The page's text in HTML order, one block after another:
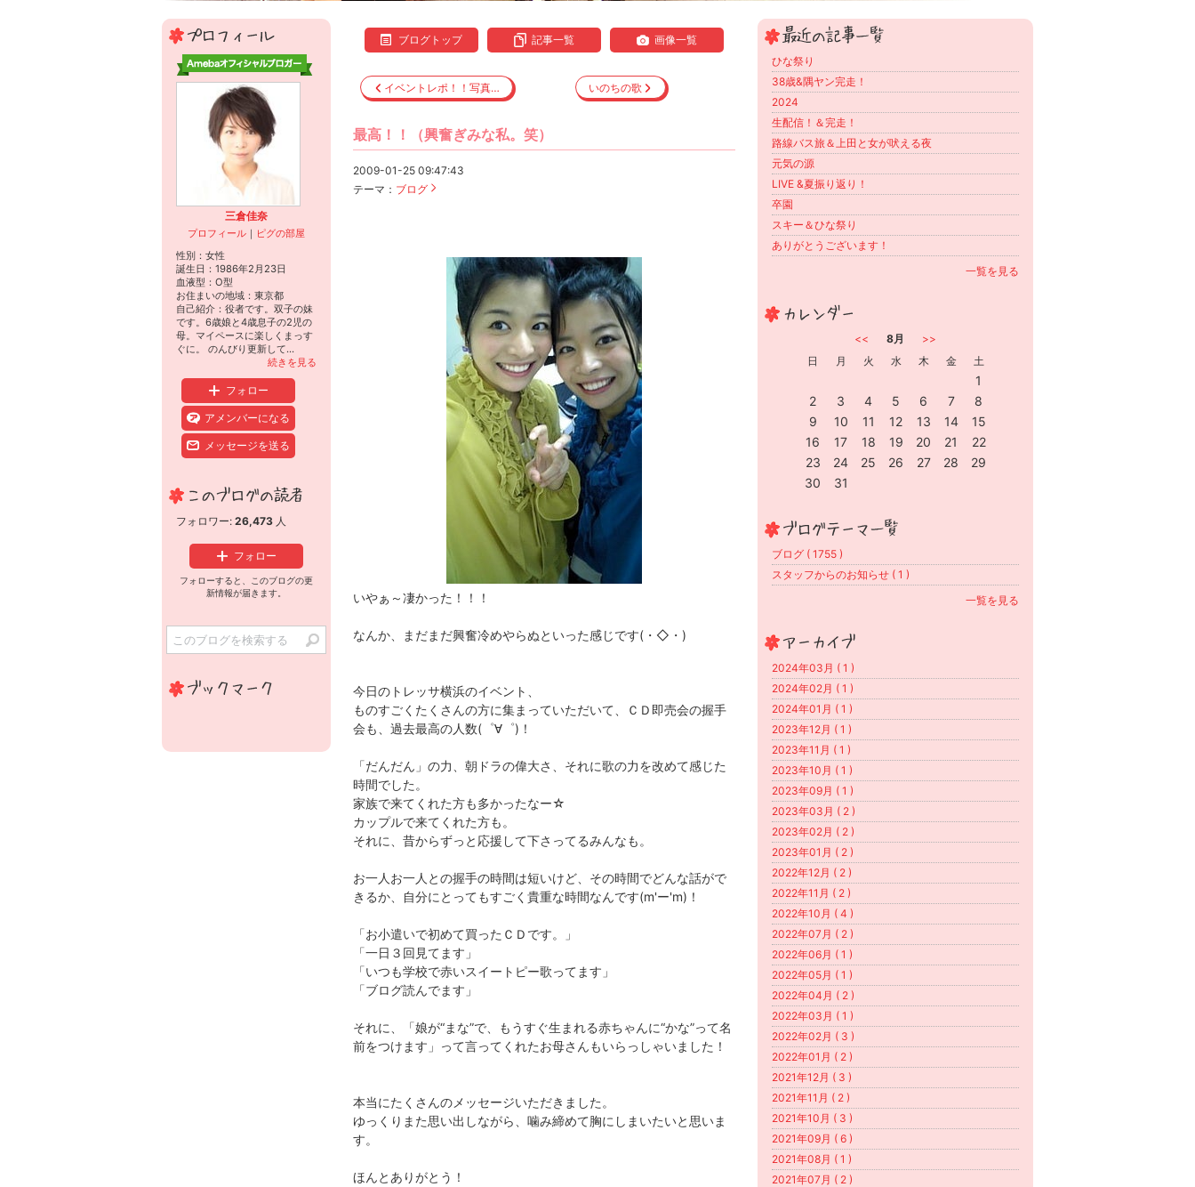
ブログトップ 記事一覧 画像一覧
イベントレポ！！写真… いのちの歌
最高！！（興奮ぎみな私。笑）
2009-01-25 09:47:43
テーマ： ブログ
いやぁ～凄かった！！！
なんか、まだまだ興奮冷めやらぬといった感じです(・◇・)
今日のトレッサ横浜のイベント、
ものすごくたくさんの方に集まっていただいて、ＣＤ即売会の握手
会も、過去最高の人数(゜∀゜)！
「だんだん」の力、朝ドラの偉大さ、それに歌の力を改めて感じた
時間でした。
家族で来てくれた方も多かったなー☆
カップルで来てくれた方も。
それに、昔からずっと応援して下さってるみんなも。
お一人お一人との握手の時間は短いけど、その時間でどんな話がで
きるか、自分にとってもすごく貴重な時間なんです(m'ー'm)！
「お小遣いで初めて買ったＣＤです。」
「一日３回見てます」
「いつも学校で赤いスイートピー歌ってます」
「ブログ読んでます」
それに、「娘が“まな”で、もうすぐ生まれる赤ちゃんに“かな”って名
前をつけます」って言ってくれたお母さんもいらっしゃいました！
本当にたくさんのメッセージいただきました。
ゆっくりまた思い出しながら、噛み締めて胸にしまいたいと思いま
す。
ほんとありがとう！
ひな祭り
38歳&隅ヤン完走！
2024
生配信！＆完走！
路線バス旅＆上田と女が吠える夜
元気の源
LIVE &夏振り返り！
卒園
スキー＆ひな祭り
ありがとうございます！
一覧を見る
<< 8月
>>
日
月 火 水 木 金 土
1
2
3 4 5 6 7
8
9
10 11 12 13 14
15
16
17 18 19 20 21
22
23
24 25 26 27 28
29
30
31
ブログ ( 1755 )
スタッフからのお知らせ ( 1 )
一覧を見る
2024年03月 ( 1 )
2024年02月 ( 1 )
2024年01月 ( 1 )
2023年12月 ( 1 )
2023年11月 ( 1 )
2023年10月 ( 1 )
2023年09月 ( 1 )
2023年03月 ( 2 )
2023年02月 ( 2 )
2023年01月 ( 2 )
2022年12月 ( 2 )
2022年11月 ( 2 )
2022年10月 ( 4 )
2022年07月 ( 2 )
2022年06月 ( 1 )
2022年05月 ( 1 )
2022年04月 ( 2 )
2022年03月 ( 1 )
2022年02月 ( 3 )
2022年01月 ( 2 )
2021年12月 ( 3 )
2021年11月 ( 2 )
2021年10月 ( 3 )
2021年09月 ( 6 )
2021年08月 ( 1 )
2021年07月 ( 2 )
三倉佳奈
プロフィール ｜ ピグの部屋
性別： 女性
誕生日： 1986年2月23日
血液型： O型
お住まいの地域： 東京都
自己紹介：役者です。双子の妹
です。6歳娘と4歳息子の2児の
母。マイペースに楽しくまっす
ぐに。 のんびり更新して...
続きを見る
フォロー
アメンバーになる
メッセージを送る
フォロワー: 26,473 人
フォロー
フォローすると、このブログの更
新情報が届きます。